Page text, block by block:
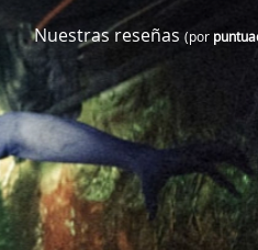
Nuestras reseñas (por